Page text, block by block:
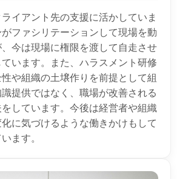
イアント先の支援に活かしていま
ファシリテーションして現場を動
今は現場に権限を渡して自走させ
います。また、ハラスメント研修
や組織の土壌作りを前提として組
提供ではなく、職場が改善される
しています。今後は経営者や組織
に気づけるような働きかけもして
ます。